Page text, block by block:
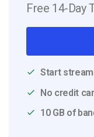
Free 14-Day
Start
No credit
10 GB of